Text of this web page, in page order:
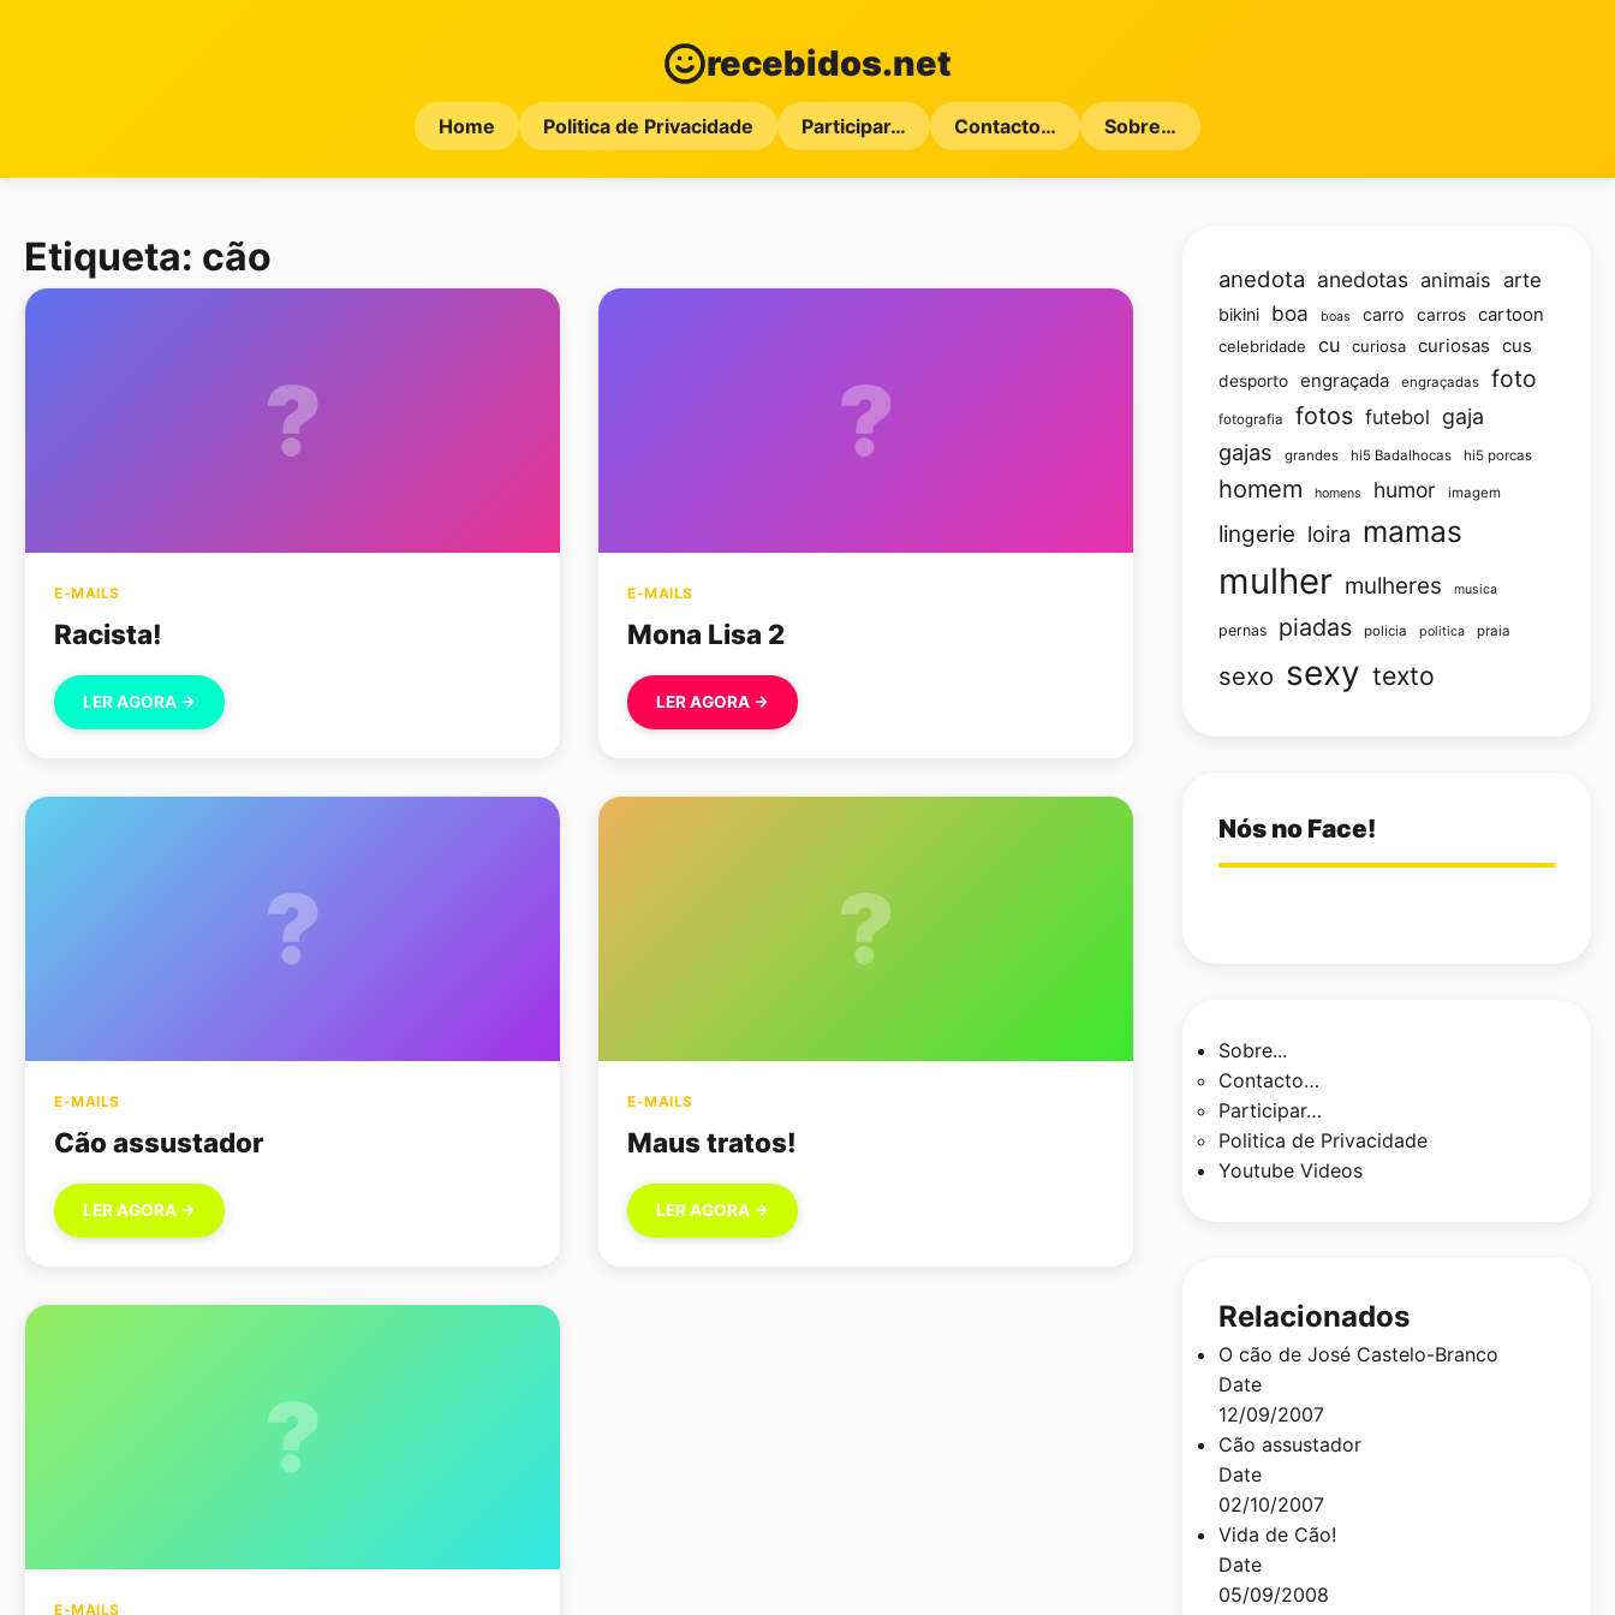
recebidos.net
Home Politica de Privacidade Participar… Contacto… Sobre…
Etiqueta: cão
?
E-MAILS
Racista!
LER AGORA →
?
E-MAILS
Mona Lisa 2
LER AGORA →
?
E-MAILS
Cão assustador
LER AGORA →
?
E-MAILS
Maus tratos!
LER AGORA →
?
E-MAILS
anedota anedotas animais arte
bikini boa boas carro carros cartoon
celebridade cu curiosa curiosas cus
desporto engraçada engraçadas foto
fotografia fotos futebol gaja
gajas grandes hi5 Badalhocas hi5 porcas
homem homens humor imagem
lingerie loira mamas
mulher mulheres musica
pernas piadas policia politica praia
sexo sexy texto
Nós no Face!
Sobre...
Contacto…
Participar…
Politica de Privacidade
Youtube Videos
Relacionados
O cão de José Castelo-Branco
Date
12/09/2007
Cão assustador
Date
02/10/2007
Vida de Cão!
Date
05/09/2008